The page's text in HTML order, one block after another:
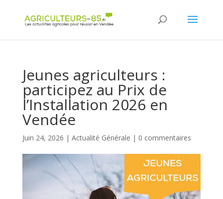
Jeunes agriculteurs :
participez au Prix de
l’Installation 2026 en
Vendée
Juin 24, 2026 | Actualité Générale | 0 commentaires